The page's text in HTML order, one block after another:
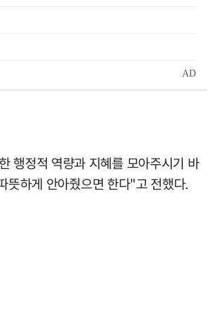
행정적 역량과 지혜를 모아주시기 바
뜻하게 안아줬으면 한다"고 전했다.